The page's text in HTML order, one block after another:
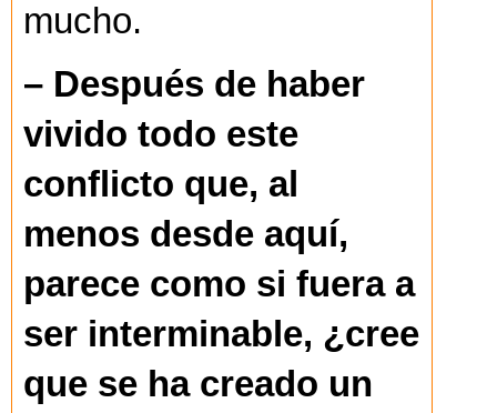
mucho.
– Después de haber
vivido todo este
conflicto que, al
menos desde aquí,
parece como si fuera a
ser interminable, ¿cree
que se ha creado un